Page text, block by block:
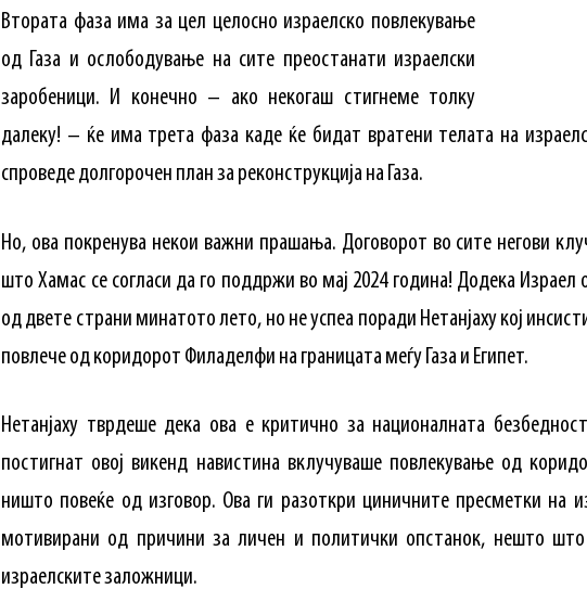
Втората фаза има за цел целосно израелско повлекување
од Газа и ослободување на сите преостанати израелски
заробеници. И конечно – ако некогаш стигнеме толку
далеку! – ќе има трета фаза каде ќе бидат вратени телата на
спроведе долгорочен план за реконструкција на Газа.
Но, ова покренува некои важни прашања. Договорот во сите негови
што Хамас се согласи да го поддржи во мај 2024 година! Додека
од двете страни минатото лето, но не успеа поради Нетанјаху кој
повлече од коридорот Филаделфи на границата меѓу Газа и Египет.
Нетанјаху тврдеше дека ова е критично за националната
постигнат овој викенд навистина вклучуваше повлекување од
ништо повеќе од изговор. Ова ги разоткри циничните пресметки на
мотивирани од причини за личен и политички опстанок, нешто што
израелските заложници.